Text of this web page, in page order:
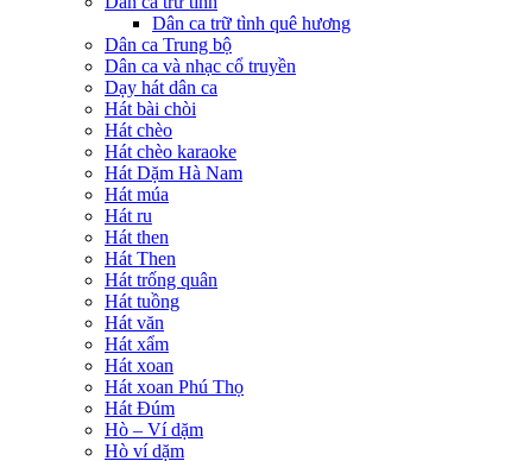
Dân ca trữ tình quê hương
Dân ca Trung bộ
Dân ca và nhạc cổ truyền
Dạy hát dân ca
Hát bài chòi
Hát chèo
Hát chèo karaoke
Hát Dặm Hà Nam
Hát múa
Hát ru
Hát then
Hát Then
Hát trống quân
Hát tuồng
Hát văn
Hát xẩm
Hát xoan
Hát xoan Phú Thọ
Hát Đúm
Hò – Ví dặm
Hò ví dặm